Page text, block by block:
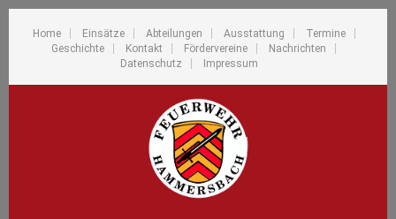
Home Einsätze Abteilungen Ausstattung
Termine
Geschichte
Kontakt Fördervereine
Nachrichten
Datenschutz
Impressum